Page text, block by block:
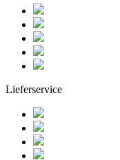
Lieferservice